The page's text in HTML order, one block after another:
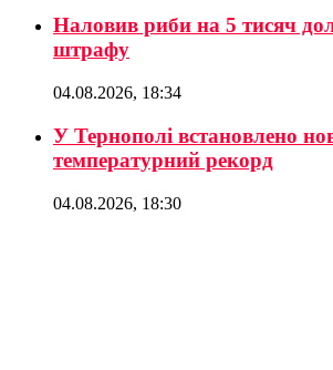
Наловив риби на 5 тисяч
штрафу
04.08.2026, 18:34
У Тернополі встановлено
температурний рекорд
04.08.2026, 18:30